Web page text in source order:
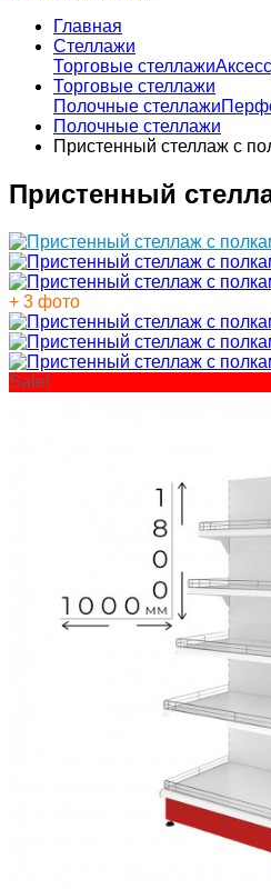
Главная
Стеллажи
Торговые стеллажи
Торговые стеллажи
Полочные стеллажи
Полочные стеллажи
Пристенный стеллаж с
Пристенный
+ 3 фото
Sale!